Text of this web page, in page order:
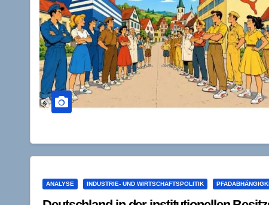
ANALYSE INDUSTRIE- UND WIRTSCHAFTSPOLITIK